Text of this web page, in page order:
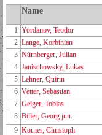
Name
1 Yordanov, Teodor
2 Lange, Korbinian
3 Nürnberger, Julian
4 Janischowsky, Lukas
5 Lehner, Quirin
6 Vetter, Sebastian
7 Geiger, Tobias
8 Biller, Georg jun.
9 Körner, Christoph